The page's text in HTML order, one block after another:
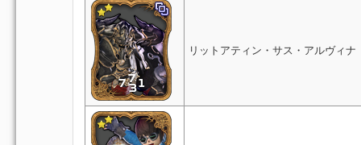
リットアティン・サス・アルヴィナ